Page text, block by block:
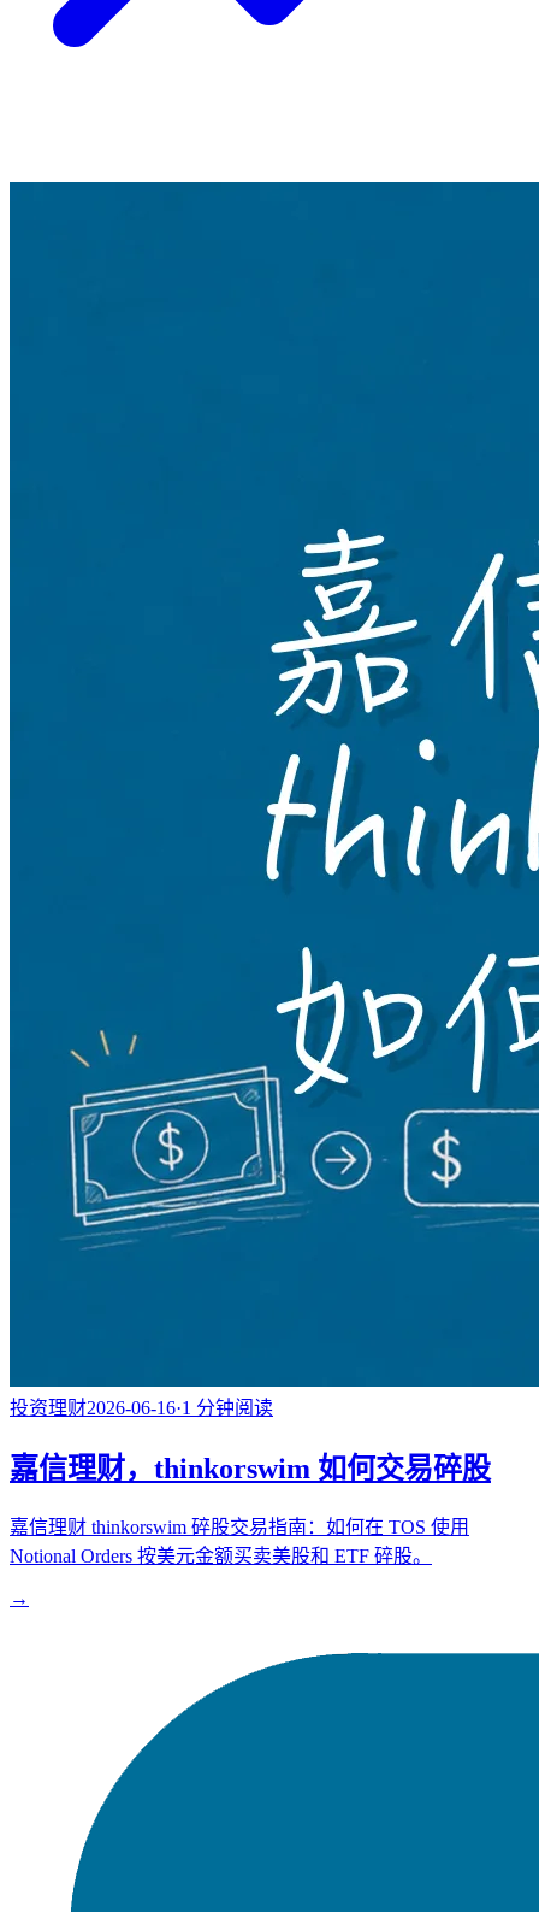
投资理财2026-06-16·1 分钟阅读
嘉信理财，thinkorswim 如何交易碎股
嘉信理财 thinkorswim 碎股交易指南：如何在 TOS 使用
Notional Orders 按美元金额买卖美股和 ETF 碎股。
→